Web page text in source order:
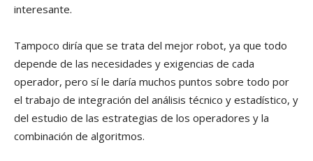
interesante.
Tampoco diría que se trata del mejor robot, ya que todo
depende de las necesidades y exigencias de cada
operador, pero sí le daría muchos puntos sobre todo por
el trabajo de integración del análisis técnico y estadístico, y
del estudio de las estrategias de los operadores y la
combinación de algoritmos.